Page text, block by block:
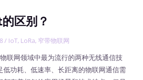
区别？
/ IoT, LoRa, 窄带物联网
联网领域中最为流行的两种无线通信技
低功耗、低速率、长距离的物联网通信需